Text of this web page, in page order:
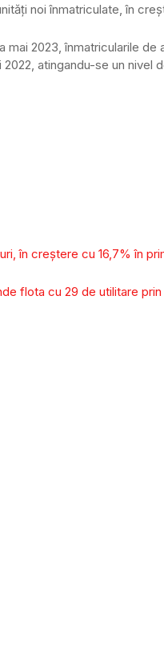
noi înmatriculate, în
mai 2023, înmatricularile
2022, atingandu-se un nivel
în creștere cu 16,7% în
flota cu 29 de utilitare prin